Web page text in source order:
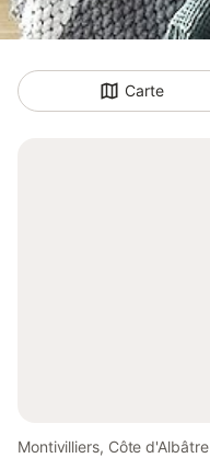
Carte
Montivilliers, Côte d'Albâtre